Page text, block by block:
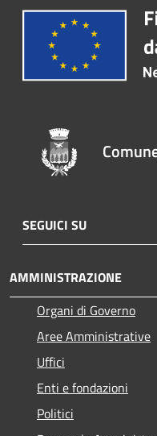
SEGUICI SU
AMMINISTRAZIONE
Organi di Governo
Aree Amministrative
Uffici
Enti e fondazioni
Politici